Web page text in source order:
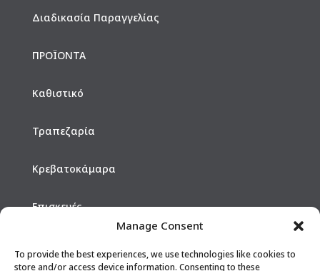
Manage Consent
To provide the best experiences, we use technologies like cookies to
store and/or access device information. Consenting to these
Διαδικασία Παραγγελίας
ΠΡΟΪΟΝΤΑ
Καθιστικό
Τραπεζαρία
Κρεβατοκάμαρα
Επισκευές